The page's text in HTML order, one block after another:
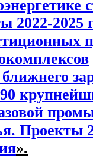
2022-2025
ближнего
90
Проекты
».